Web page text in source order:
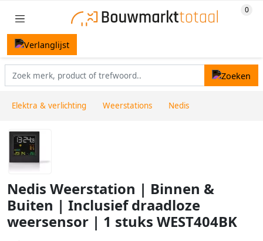
Elektra & verlichting Weerstations Nedis
Nedis Weerstation | Binnen &
Buiten | Inclusief draadloze
weersensor | 1 stuks WEST404BK